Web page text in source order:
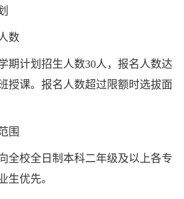
数
计划招生人数30人，报名人数达
授课。报名人数超过限额时选拔面
围
校全日制本科二年级及以上各专
生优先。